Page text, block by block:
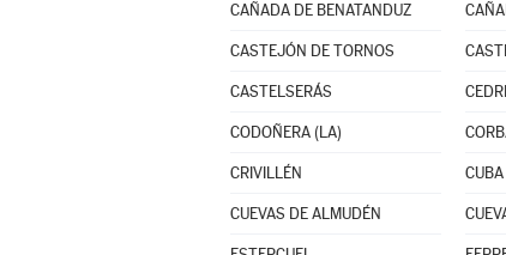
CAÑADA DE BENATANDUZ
CASTEJÓN DE TORNOS
CASTELSERÁS
CODOÑERA (LA)
CRIVILLÉN
CUEVAS DE ALMUDÉN